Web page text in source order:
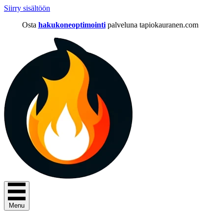
Siirry sisältöön
Osta hakukoneoptimointi palveluna tapiokauranen.com
Menu